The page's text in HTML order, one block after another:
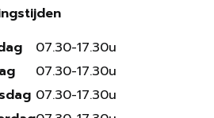
07.30-17.30u
07.30-17.30u
07.30-17.30u